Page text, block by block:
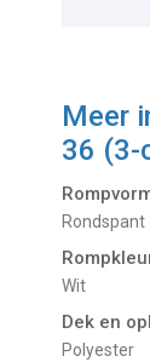
Meer
36 (3-
Rondspant
Wit
Dek en
Polyester